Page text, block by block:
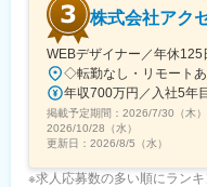
株式会社アク
WEBデザイナー／年休125
年収700万円／入社5年
掲載予定期間： 2026/7/30（木）
2026/10/28（水）
更新日： 2026/8/5（水）
※求人応募数の多い順にラン